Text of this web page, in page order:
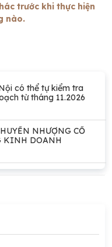
trước khi thực hiện
nào.
có thể tự kiểm tra
từ tháng 11.2026
NHƯỢNG CỔ
KINH DOANH